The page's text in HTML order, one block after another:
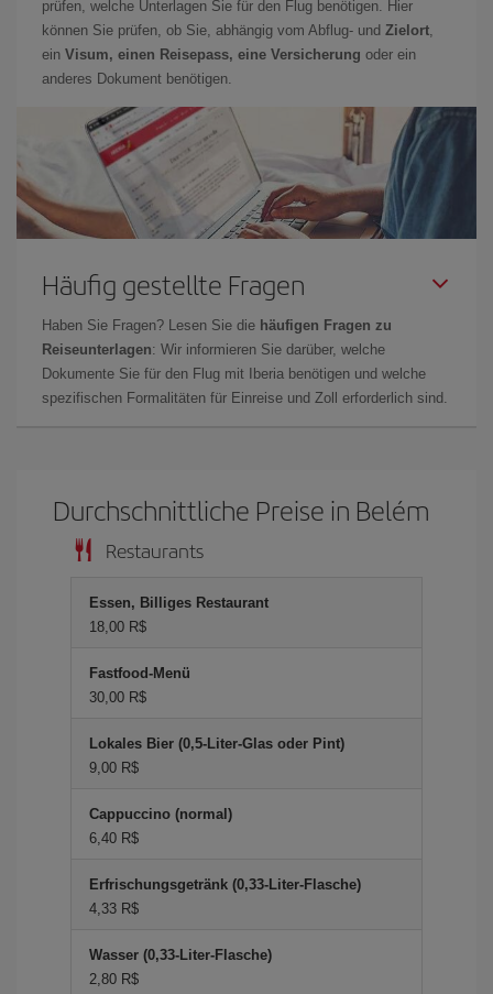
prüfen, welche Unterlagen Sie für den Flug benötigen. Hier
können Sie prüfen, ob Sie, abhängig vom Abflug- und Zielort
ein Visum, einen Reisepass, eine Versicherung oder ein
anderes Dokument benötigen.
Häufig gestellte Fragen
Haben Sie Fragen? Lesen Sie die häufigen Fragen zu
Reiseunterlagen: Wir informieren Sie darüber, welche
Dokumente Sie für den Flug mit Iberia benötigen und welche
spezifischen Formalitäten für Einreise und Zoll erforderlich sind.
Durchschnittliche Preise in Belém
Restaurants
Essen, Billiges Restaurant
18,00 R$
Fastfood-Menü
30,00 R$
Lokales Bier (0,5-Liter-Glas oder Pint)
9,00 R$
Cappuccino (normal)
6,40 R$
Erfrischungsgetränk (0,33-Liter-Flasche)
4,33 R$
Wasser (0,33-Liter-Flasche)
2,80 R$